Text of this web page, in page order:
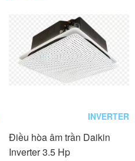
INVERTER
Điều hòa âm trần Daikin
Inverter 3.5 Hp